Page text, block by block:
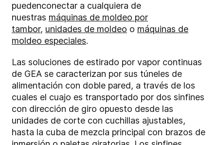
puedenconectar a cualquiera de
nuestras máquinas de moldeo por
tambor, unidades de moldeo o máquinas de
moldeo especiales.
Las soluciones de estirado por vapor continuas
de GEA se caracterizan por sus túneles de
alimentación con doble pared, a través de los
cuales el cuajo es transportado por dos sinfines
con dirección de giro opuesto desde las
unidades de corte con cuchillas ajustables,
hasta la cuba de mezcla principal con brazos de